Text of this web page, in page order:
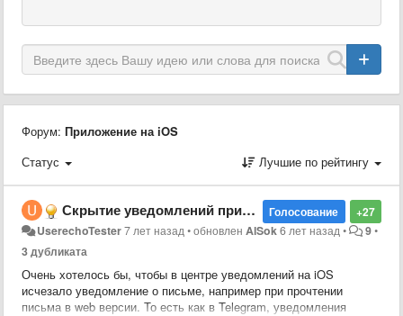
Форум: Приложение на iOS
Статус
Лучшие по рейтингу
+27
Голосование
Скрытие уведомлений при прочтении на другом устройстве
UserechoTester7 лет назад•обновленAlSok6 лет назад• 9•
3 дубликата
Очень хотелось бы, чтобы в центре уведомлений на iOS
исчезало уведомление о письме, например при прочтении
письма в web версии. То есть как в Telegram, уведомления